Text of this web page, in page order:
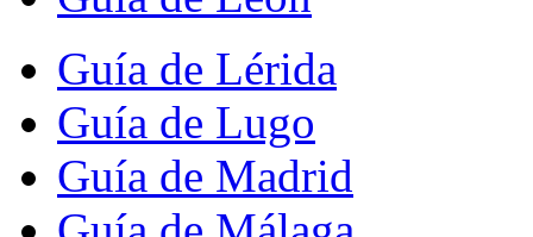
Guía de Lérida
Guía de Lugo
Guía de Madrid